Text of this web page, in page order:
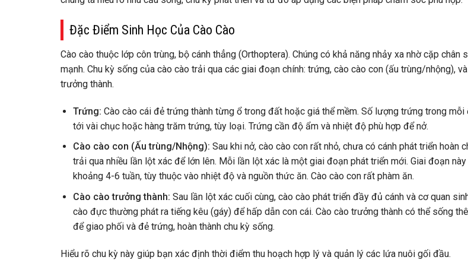
Đặc Điểm Sinh Học Của Cào Cào
Cào cào thuộc lớp côn trùng, bộ cánh thẳng (Orthoptera). Chúng có khả năng nhảy xa nhờ cặp chân
mạnh. Chu kỳ sống của cào cào trải qua các giai đoạn chính: trứng, cào cào con (ấu trùng/nhộng),
trưởng thành.
Trứng: Cào cào cái đẻ trứng thành từng ổ trong đất hoặc giá thể mềm. Số lượng trứng trong mỗi
tới vài chục hoặc hàng trăm trứng, tùy loại. Trứng cần độ ẩm và nhiệt độ phù hợp để nở.
Cào cào con (Ấu trùng/Nhộng): Sau khi nở, cào cào con rất nhỏ, chưa có cánh phát triển hoàn
trải qua nhiều lần lột xác để lớn lên. Mỗi lần lột xác là một giai đoạn phát triển mới. Giai đoạn
khoảng 4-6 tuần, tùy thuộc vào nhiệt độ và nguồn thức ăn. Cào cào con rất phàm ăn.
Cào cào trưởng thành: Sau lần lột xác cuối cùng, cào cào phát triển đầy đủ cánh và cơ quan
cào đực thường phát ra tiếng kêu (gáy) để hấp dẫn con cái. Cào cào trưởng thành có thể sống
để giao phối và đẻ trứng, hoàn thành chu kỳ sống.
Hiểu rõ chu kỳ này giúp bạn xác định thời điểm thu hoạch hợp lý và quản lý các lứa nuôi gối đầu.